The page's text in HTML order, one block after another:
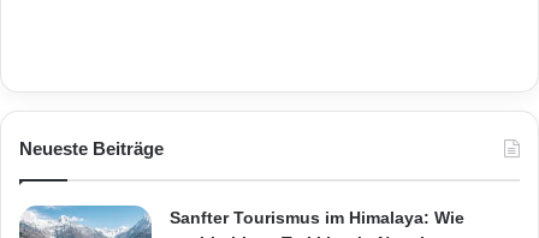
Neueste Beiträge
Sanfter Tourismus im Himalaya: Wie